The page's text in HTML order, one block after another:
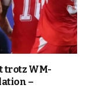
trotz WM-
–